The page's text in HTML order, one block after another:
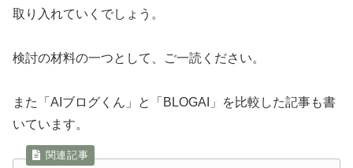
取り入れていくでしょう。
検討の材料の一つとして、ご一読ください。
また「AIブログくん」と「BLOGAI」を比較した記事も書
いています。